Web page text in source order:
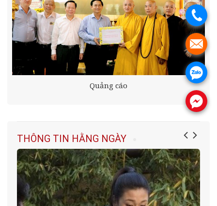
Quảng cáo
THÔNG TIN HẰNG NGÀY
.
.
.
.